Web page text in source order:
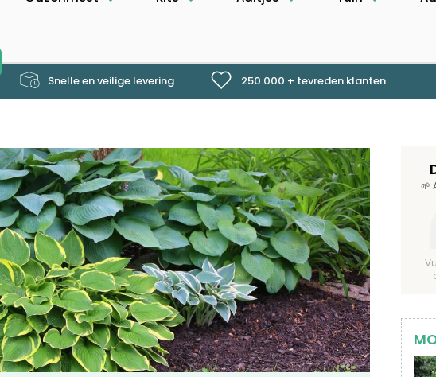
Snelle en veilige levering 250.000 + tevreden klanten
🌱